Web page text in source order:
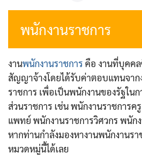
พนักงานราชการ
งานพนักงานราชการ คือ งานที่บุคคล
สัญญาจ้างโดยได้รับค่าตอบแทนจา
ราชการ เพื่อเป็นพนักงานของรัฐใน
ส่วนราชการ เช่น พนักงานราชการค
แพทย์ พนักงานราชการวิศวกร พนัก
หากท่านกำลังมองหางานพนักงานรา
หมวดหมู่นี้ได้เลย